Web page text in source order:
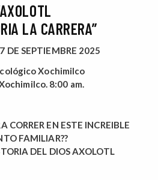
LA CARRERA”
DE SEPTIEMBRE 2025
Xochimilco
8:00 am.
CORRER EN ESTE INCREIBLE
FAMILIAR??
DEL DIOS AXOLOTL